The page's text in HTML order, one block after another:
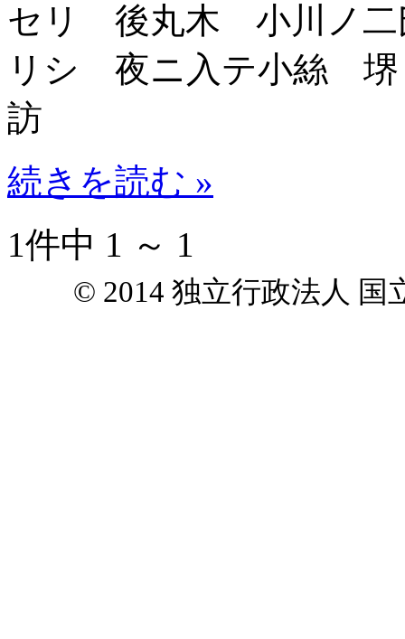
セリ 後丸木 小川ノ二
リシ 夜ニ入テ小絲
訪
続きを読む »
1件中 1 ～ 1
© 2014 独立行政法人 国